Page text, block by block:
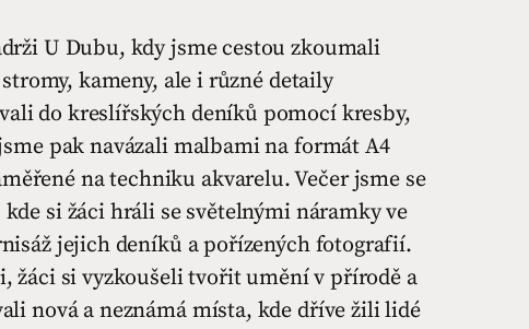
U Dubu, kdy jsme cestou zkoumali
kameny, ale i různé detaily
do kreslířských deníků pomocí kresby,
pak navázali malbami na formát A4
na techniku akvarelu. Večer jsme se
si žáci hráli se světelnými náramky ve
jejich deníků a pořízených fotografií.
žáci si vyzkoušeli tvořit umění v přírodě a
nová a neznámá místa, kde dříve žili lidé